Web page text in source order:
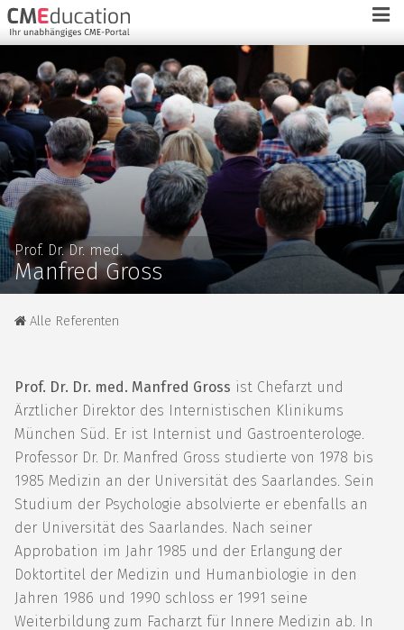
Prof. Dr. Dr. med.
Manfred Gross
Alle Referenten
Prof. Dr. Dr. med. Manfred Gross ist Chefarzt und
Ärztlicher Direktor des Internistischen Klinikums
München Süd. Er ist Internist und Gastroenterologe.
Professor Dr. Dr. Manfred Gross studierte von 1978 bis
1985 Medizin an der Universität des Saarlandes. Sein
Studium der Psychologie absolvierte er ebenfalls an
der Universität des Saarlandes. Nach seiner
Approbation im Jahr 1985 und der Erlangung der
Doktortitel der Medizin und Humanbiologie in den
Jahren 1986 und 1990 schloss er 1991 seine
Weiterbildung zum Facharzt für Innere Medizin ab. In